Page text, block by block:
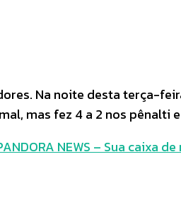
Na noite desta terça-
mas fez 4 a 2 nos pênalti
NEWS – Sua caixa